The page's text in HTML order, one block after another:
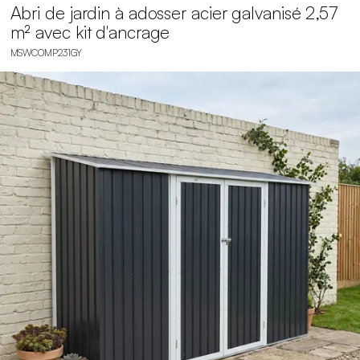
Abri de jardin à adosser acier galvanisé 2,57
m² avec kit d'ancrage
MSWCOMP231GY